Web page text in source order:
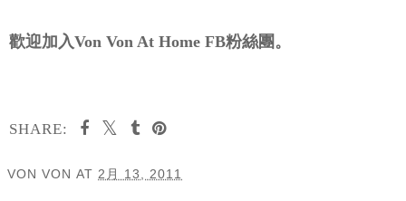
歡迎加入Von Von At Home FB粉絲團。
SHARE:
VON VON AT 2月 13, 2011